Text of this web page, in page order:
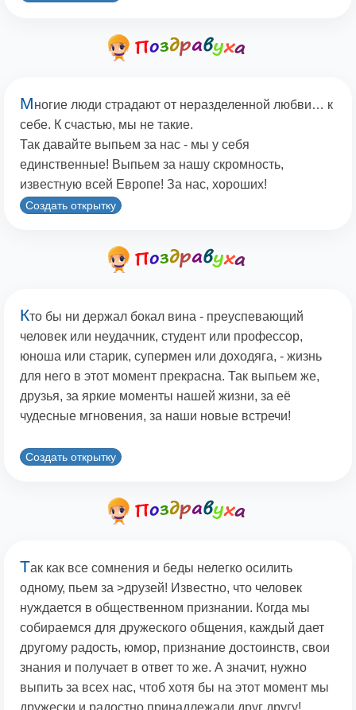
Многие люди страдают от неразделенной любви… к
себе. К счастью, мы не такие.
Так давайте выпьем за нас - мы у себя
единственные! Выпьем за нашу скромность,
известную всей Европе! За нас, хороших!
Создать открытку
Кто бы ни держал бокал вина - преуспевающий
человек или неудачник, студент или профессор,
юноша или старик, супермен или доходяга, - жизнь
для него в этот момент прекрасна. Так выпьем же,
друзья, за яркие моменты нашей жизни, за её
чудесные мгновения, за наши новые встречи!
Создать открытку
Так как все сомнения и беды нелегко осилить
одному, пьем за >друзей! Известно, что человек
нуждается в общественном признании. Когда мы
собираемся для дружеского общения, каждый дает
другому радость, юмор, признание достоинств, свои
знания и получает в ответ то же. А значит, нужно
выпить за всех нас, чтоб хотя бы на этот момент мы
дружески и радостно принадлежали друг другу!